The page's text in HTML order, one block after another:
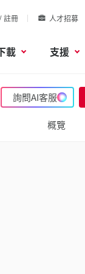
註冊 人才招募
載 支援
詢問AI客服
概覽